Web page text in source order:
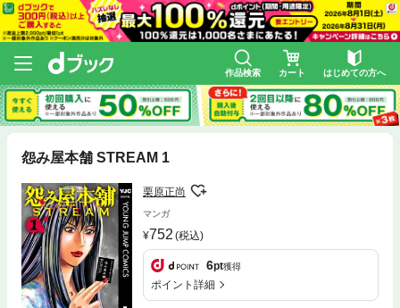
作品検索 カート はじめての方へ
怨み屋本舗 STREAM 1
栗原正尚
マンガ
752 (税込)
6pt獲得
ポイント詳細